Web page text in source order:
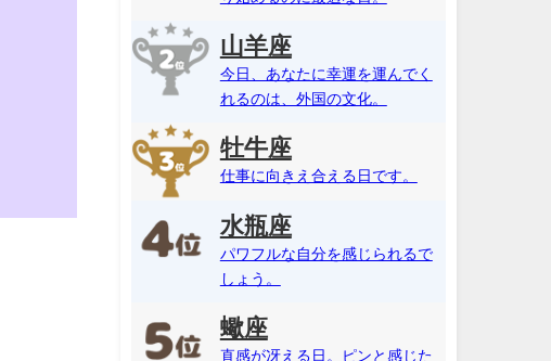
山羊座
今日、あなたに幸運を運んでく
れるのは、外国の文化。
牡牛座
仕事に向きえ合える日です。
水瓶座
パワフルな自分を感じられるで
しょう。
蠍座
直感が冴える日。ピンと感じた